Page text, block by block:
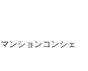
ンションコンシェ